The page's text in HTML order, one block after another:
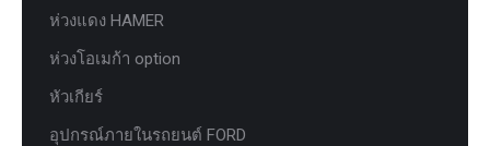
ห่วงแดง HAMER
ห่วงโอเมก้า option
หัวเกียร์
อุปกรณ์ภายในรถยนต์ FORD